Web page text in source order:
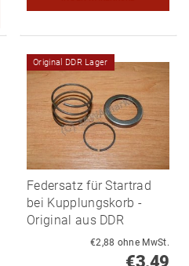
Original DDR Lager
Federsatz für Startrad
bei Kupplungskorb -
Original aus DDR
€2,88 ohne MwSt.
€3,49